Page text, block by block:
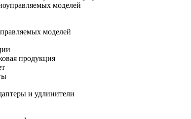
моделей
моделей
продукция
и удлинители